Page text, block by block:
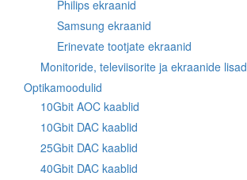
Philips ekraanid
Samsung ekraanid
Erinevate tootjate ekraanid
Monitoride, televiisorite ja ekraanide lisad
Optikamoodulid
10Gbit AOC kaablid
10Gbit DAC kaablid
25Gbit DAC kaablid
40Gbit DAC kaablid